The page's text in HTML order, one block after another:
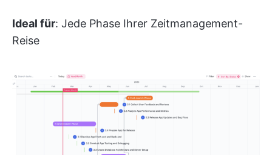
Ideal für: Jede Phase Ihrer Zeitmanagement-
Reise